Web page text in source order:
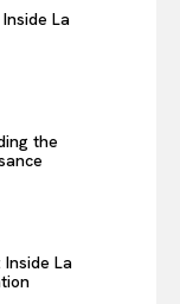
La
the
La